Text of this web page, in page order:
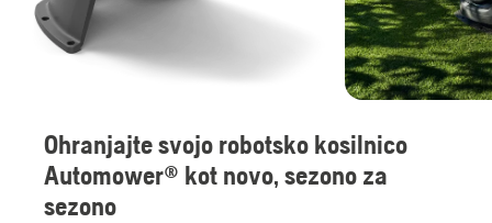
Ohranjajte svojo robotsko kosilnico
Automower® kot novo, sezono za
sezono